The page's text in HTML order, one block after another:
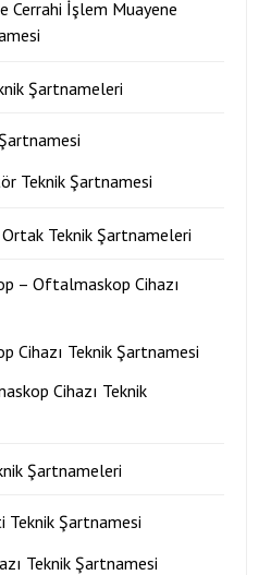
Cerrahi İşlem Muayene
Şartnameleri
Teknik Şartnamesi
Teknik Şartnameleri
– Oftalmaskop Cihazı
Cihazı Teknik Şartnamesi
Cihazı Teknik
Şartnameleri
Teknik Şartnamesi
Teknik Şartnamesi